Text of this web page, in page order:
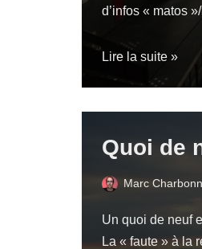
d’infos « matos
Lire la suite »
Quoi de
Marc
Un quoi de neuf
La « faute » à la